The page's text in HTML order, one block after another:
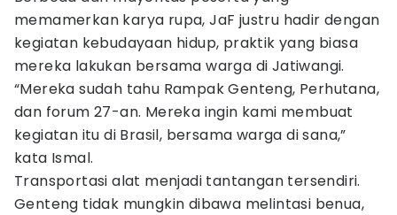
memamerkan karya rupa, JaF justru hadir dengan
kegiatan kebudayaan hidup, praktik yang biasa
mereka lakukan bersama warga di Jatiwangi.
“Mereka sudah tahu Rampak Genteng, Perhutana,
dan forum 27-an. Mereka ingin kami membuat
kegiatan itu di Brasil, bersama warga di sana,”
kata Ismal.
Transportasi alat menjadi tantangan tersendiri.
Genteng tidak mungkin dibawa melintasi benua,